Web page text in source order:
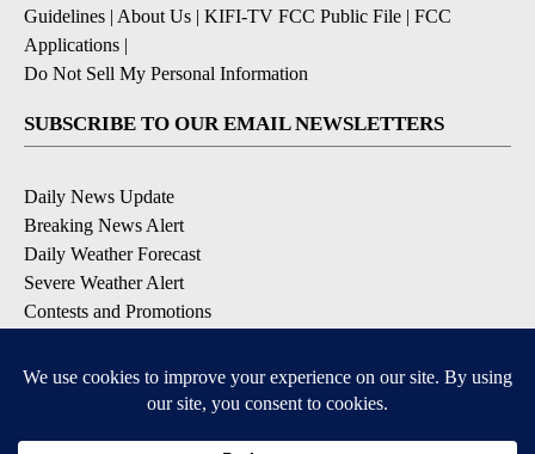
Guidelines | About Us | KIFI-TV FCC Public File | FCC
Applications |
Do Not Sell My Personal Information
SUBSCRIBE TO OUR EMAIL NEWSLETTERS
Daily News Update
Breaking News Alert
Daily Weather Forecast
Severe Weather Alert
Contests and Promotions